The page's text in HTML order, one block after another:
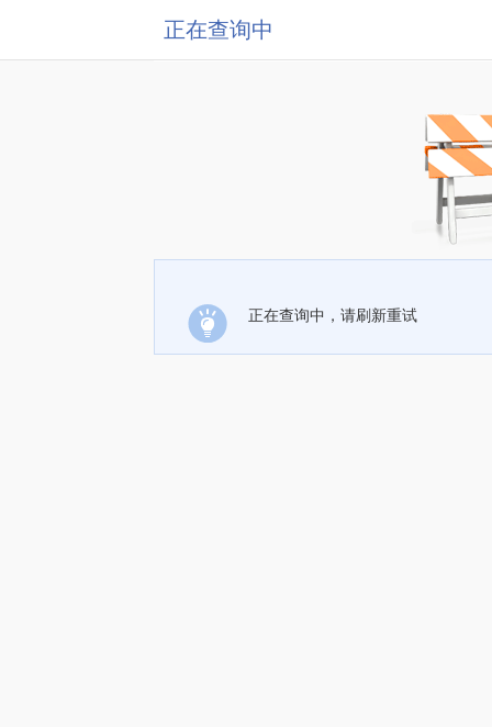
正在查询中
正在查询中，请刷新重试